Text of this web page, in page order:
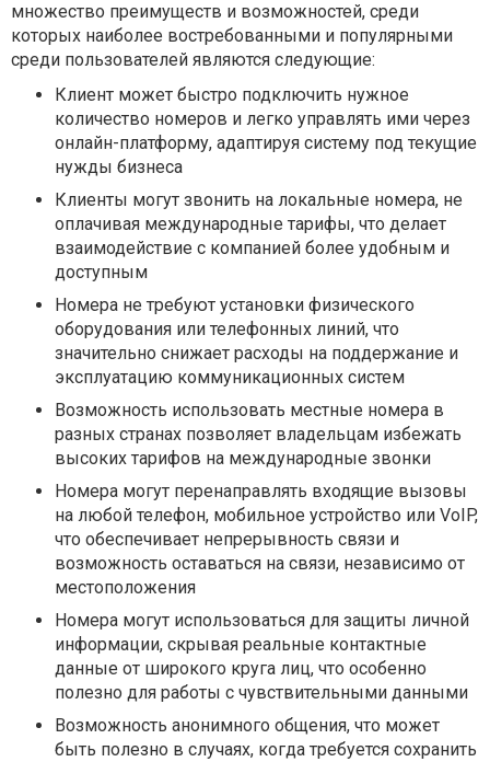
множество преимуществ и возможностей, среди
которых наиболее востребованными и популярными
среди пользователей являются следующие:
Клиент может быстро подключить нужное
количество номеров и легко управлять ими через
онлайн-платформу, адаптируя систему под текущие
нужды бизнеса
Клиенты могут звонить на локальные номера, не
оплачивая международные тарифы, что делает
взаимодействие с компанией более удобным и
доступным
Номера не требуют установки физического
оборудования или телефонных линий, что
значительно снижает расходы на поддержание и
эксплуатацию коммуникационных систем
Возможность использовать местные номера в
разных странах позволяет владельцам избежать
высоких тарифов на международные звонки
Номера могут перенаправлять входящие вызовы
на любой телефон, мобильное устройство или VoIP,
что обеспечивает непрерывность связи и
возможность оставаться на связи, независимо от
местоположения
Номера могут использоваться для защиты личной
информации, скрывая реальные контактные
данные от широкого круга лиц, что особенно
полезно для работы с чувствительными данными
Возможность анонимного общения, что может
быть полезно в случаях, когда требуется сохранить